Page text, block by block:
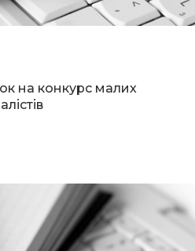
на конкурс малих